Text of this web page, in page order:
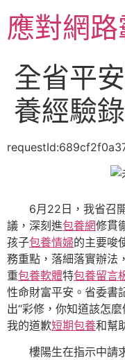
主應對網
全省平
養經驗
6月22日，我省召
議，深刻進包養網修貫
孩子包養情婦的主要唆
務重點，落細落實辦法
重包養軟體特包養留言
性命財富平安。省委書
出“彩修，你知道該怎
我的道歉短期包養和幫
樓陽生在指示中請